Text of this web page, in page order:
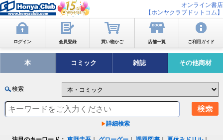
オンライン書店
【ホンヤクラブドットコム】
ログイン 会員登録 買い物かご 店舗一覧 ご利用ガイド
本 コミック 雑誌 その他商材
検索
詳細検索